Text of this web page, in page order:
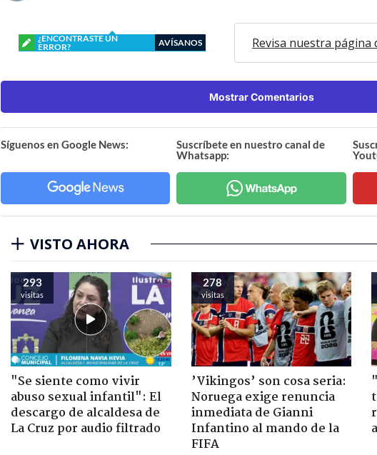
¿ENCONTRASTE UN
ERROR?
AVÍSANOS Revisa nuestra página
Mostrar Comentarios
Síguenos en Google News:
Suscríbete en nuestro canal de
Whatsapp:
VISTO AHORA
293
visitas
"Se siente como vivir
abuso sexual infantil": El
descargo de alcaldesa de
La Cruz por audio filtrado
278
visitas
’Vikingos’ son cosa seria:
Noruega exige renuncia
inmediata de Gianni
Infantino al mando de la
FIFA